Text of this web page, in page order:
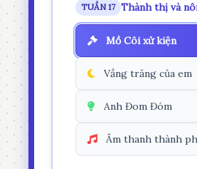
TUẦN 17 Thành thị và
Mồ Côi xử kiện
Vầng trăng của em
Anh Đom Đóm
Âm thanh thành